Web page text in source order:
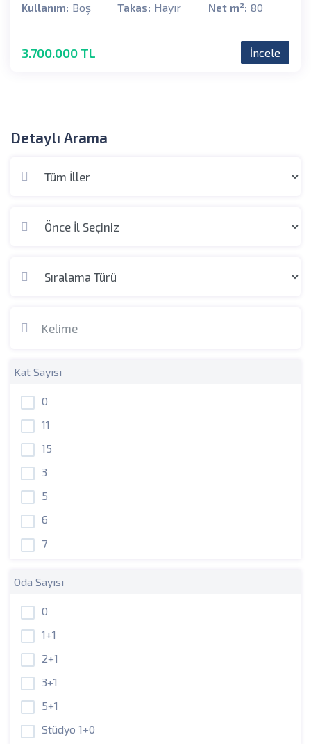
Kullanım: Boş Takas: Hayır Net m²: 80
3.700.000 TL İncele
Detaylı Arama
Kat Sayısı
0
11
15
3
5
6
7
Oda Sayısı
0
1+1
2+1
3+1
5+1
Stüdyo 1+0